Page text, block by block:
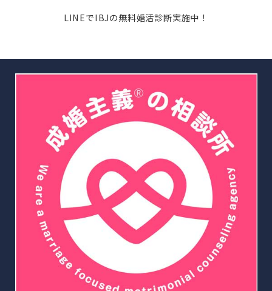
LINEでIBJの無料婚活診断実施中！